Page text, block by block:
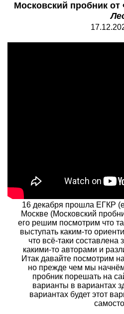
Московский пробник
16 декабря прошла ЕГКР
Москве (Московский
его решим посмотрим что
выступать каким-то
что всё-таки
какими-то авторами и
Итак давайте посмотрим
но прежде чем мы
пробник порешать на
варианты в вариантах
вариантах будет этот